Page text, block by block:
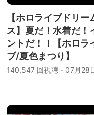
【ホロライブドリー
ス】夏だ！水着だ！
ントだ！！【ホロラ
ブ/夏色まつり】
140,547 回視聴 - 07月28